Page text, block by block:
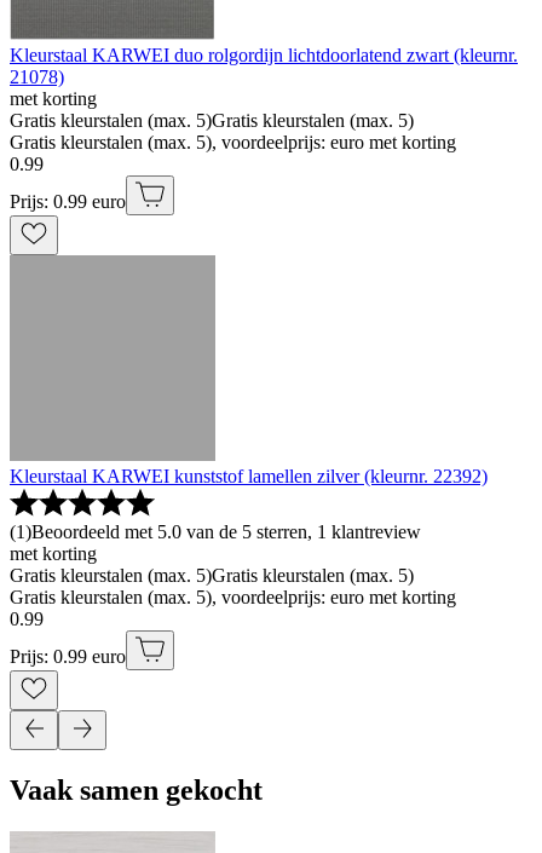
Kleurstaal KARWEI duo rolgordijn lichtdoorlatend zwart (kleurnr.
21078)
met korting
Gratis kleurstalen (max. 5)Gratis kleurstalen (max. 5)
Gratis kleurstalen (max. 5), voordeelprijs: euro met korting
0.99
Prijs: 0.99 euro
Kleurstaal KARWEI kunststof lamellen zilver (kleurnr. 22392)
(1)Beoordeeld met 5.0 van de 5 sterren, 1 klantreview
met korting
Gratis kleurstalen (max. 5)Gratis kleurstalen (max. 5)
Gratis kleurstalen (max. 5), voordeelprijs: euro met korting
0.99
Prijs: 0.99 euro
Vaak samen gekocht